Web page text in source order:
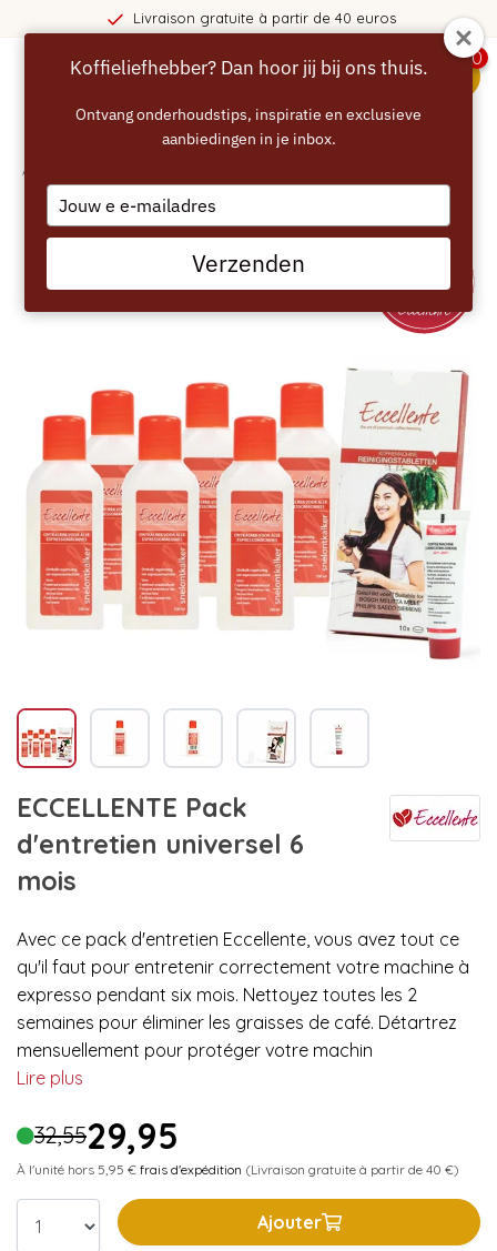
Livraison gratuite à partir de 40 euros
0
Accueil
ECCELLENTE Pack
d'entretien universel 6
mois
Avec ce pack d'entretien Eccellente, vous avez tout ce
qu'il faut pour entretenir correctement votre machine à
expresso pendant six mois. Nettoyez toutes les 2
semaines pour éliminer les graisses de café. Détartrez
mensuellement pour protéger votre machin
Lire plus
32,5529,95
À l'unité hors 5,95 € frais d'expédition (Livraison gratuite à partir de 40 €)
Ajouter
Koffieliefhebber? Dan hoor jij bij ons thuis.
Ontvang onderhoudstips, inspiratie en exclusieve
aanbiedingen in je inbox.
Type
your
email
Verzenden